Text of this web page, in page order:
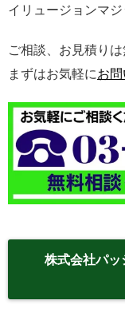
イリュージョンマジ
ご相談、お見積りは
まずはお気軽にお
株式会社パ